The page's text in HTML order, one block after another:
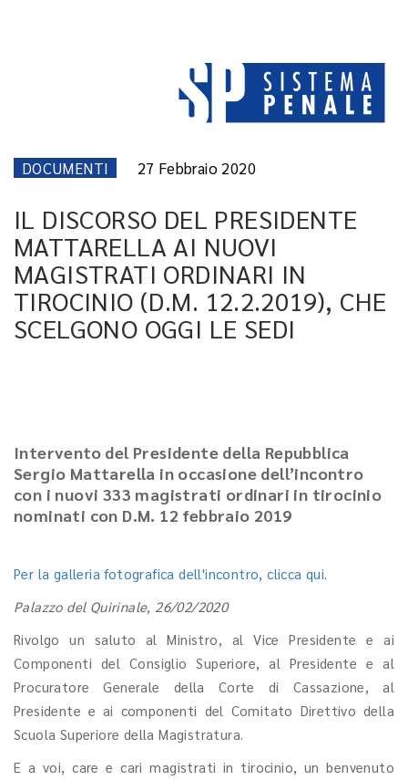
DOCUMENTI 27 Febbraio 2020
IL DISCORSO DEL PRESIDENTE
MATTARELLA AI NUOVI
MAGISTRATI ORDINARI IN
TIROCINIO (D.M. 12.2.2019), CHE
SCELGONO OGGI LE SEDI
Intervento del Presidente della Repubblica
Sergio Mattarella in occasione dell’incontro
con i nuovi 333 magistrati ordinari in tirocinio
nominati con D.M. 12 febbraio 2019
Per la galleria fotografica dell'incontro, clicca qui
Palazzo del Quirinale, 26/02/2020
Rivolgo un saluto al Ministro, al Vice Presidente e ai
Componenti del Consiglio Superiore, al Presidente e al
Procuratore Generale della Corte di Cassazione, al
Presidente e ai componenti del Comitato Direttivo della
Scuola Superiore della Magistratura.
E a voi, care e cari magistrati in tirocinio, un benvenuto